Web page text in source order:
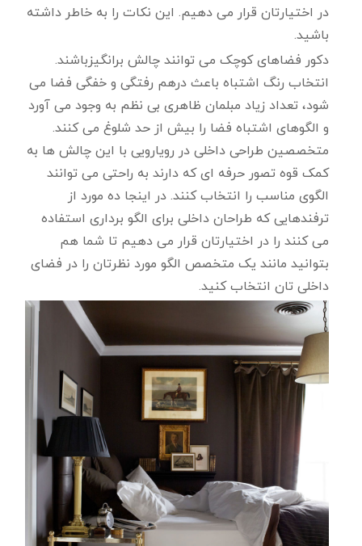
در اختیارتان قرار می دهیم. این نکات را به خاطر داشته
باشید.
دکور فضاهای کوچک می توانند چالش برانگیزباشند.
انتخاب رنگ اشتباه باعث درهم رفتگی و خفگی فضا می
شود، تعداد زیاد مبلمان ظاهری بی نظم به وجود می آورد
و الگوهای اشتباه فضا را بیش از حد شلوغ می کنند.
متخصصین طراحی داخلی در رویارویی با این چالش ها به
کمک قوه تصور حرفه ای که دارند به راحتی می توانند
الگوی مناسب را انتخاب کنند. در اینجا ده مورد از
ترفندهایی که طراحان داخلی برای الگو برداری استفاده
می کنند را در اختیارتان قرار می دهیم تا شما هم
بتوانید مانند یک متخصص الگو مورد نظرتان را در فضای
داخلی تان انتخاب کنید.